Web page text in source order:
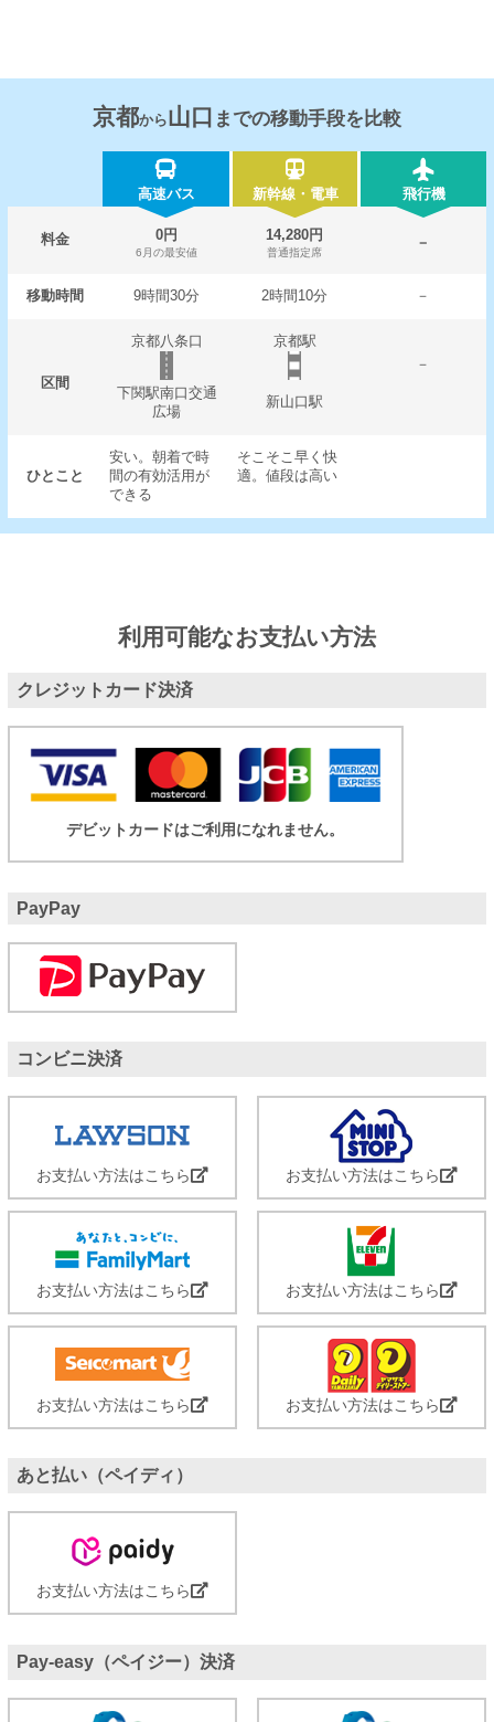
京都から山口 までの移動手段を比較
高速バス 新幹線・電車 飛行機
料金 0円
6月の最安値
14,280円
普通指定席
－
移動時間 9時間30分 2時間10分 －
区間
京都八条口
京都駅
－
下関駅南口交通
広場
新山口駅
ひとこと
安い。朝着で時
間の有効活用が
できる
そこそこ早く快
適。値段は高い
利用可能なお支払い方法
クレジットカード決済
デビットカードはご利用になれません。
PayPay
コンビニ決済
お支払い方法はこちら お支払い方法はこちら
お支払い方法はこちら お支払い方法はこちら
お支払い方法はこちら お支払い方法はこちら
あと払い（ペイディ）
お支払い方法はこちら
Pay-easy（ペイジー）決済